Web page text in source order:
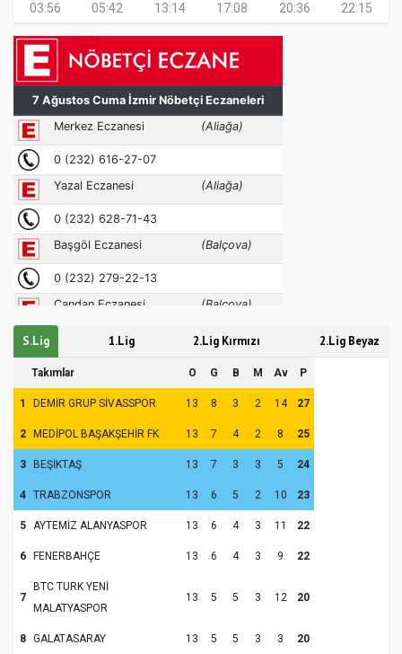
03:56
05:42 13:14 17:08 20:36 22:15
S.Lig 1.Lig 2.Lig Kırmızı 2.Lig Beyaz
Takımlar O G B M Av P
1 DEMİR GRUP SİVASSPOR 13 8 3 2 14 27
2 MEDİPOL BAŞAKŞEHİR FK 13 7 4 2 8 25
3 BEŞİKTAŞ 13 7 3 3 5 24
4 TRABZONSPOR 13 6 5 2 10 23
5 AYTEMİZ ALANYASPOR 13 6 4 3 11 22
6 FENERBAHÇE 13 6 4 3 9 22
7
BTC TURK YENİ
MALATYASPOR
13 5 5 3 12 20
8 GALATASARAY 13 5 5 3 3 20